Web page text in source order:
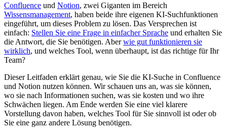
Confluence und Notion, zwei Giganten im Bereich
Wissensmanagement, haben beide ihre eigenen KI-Suchfunktionen
eingeführt, um dieses Problem zu lösen. Das Versprechen ist
einfach: Stellen Sie eine Frage in einfacher Sprache und erhalten Sie
die Antwort, die Sie benötigen. Aberwie gut funktionieren sie
wirklich, und welches Tool, wenn überhaupt, ist das richtige für Ihr
Team?
Dieser Leitfaden erklärt genau, wie Sie die KI-Suche in Confluence
und Notion nutzen können. Wir schauen uns an, was sie können,
wo sie nach Informationen suchen, was sie kosten und wo ihre
Schwächen liegen. Am Ende werden Sie eine viel klarere
Vorstellung davon haben, welches Tool für Sie sinnvoll ist oder ob
Sie eine ganz andere Lösung benötigen.